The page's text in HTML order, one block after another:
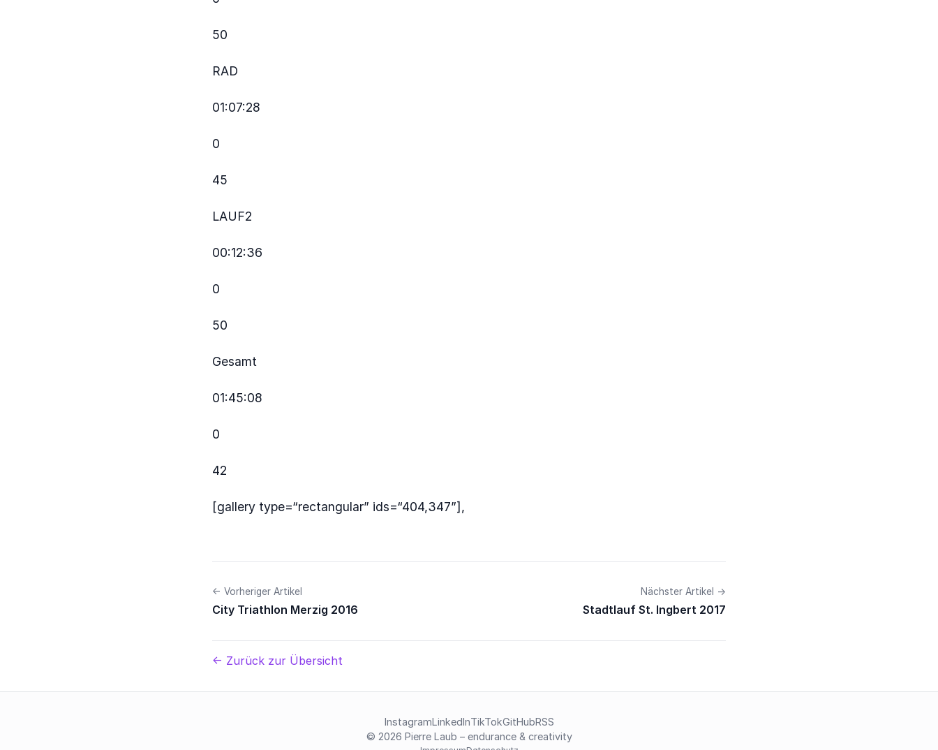
50
RAD
01:07:28
0
45
LAUF2
00:12:36
0
50
Gesamt
01:45:08
0
42
[gallery type=“rectangular” ids=“404,347”],
← Vorheriger Artikel
City Triathlon Merzig 2016
Nächster Artikel →
Stadtlauf St. Ingbert 2017
← Zurück zur Übersicht
InstagramLinkedInTikTokGitHubRSS
© 2026 Pierre Laub – endurance & creativity